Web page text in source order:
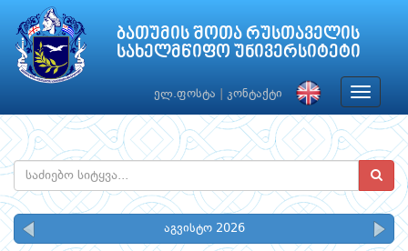
ბათუმის შოთა რუსთაველის
სახელმწიფო უნივერსიტეტი
ელ.ფოსტა კონტაქტი
Toggle
აგვისტო 2026